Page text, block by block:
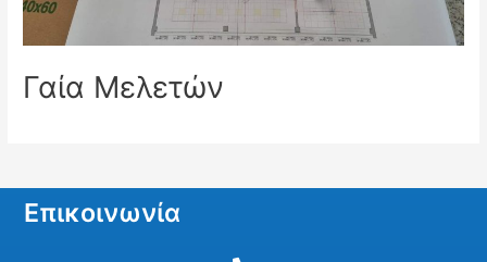
Γαία Μελετών
Επικοινωνία